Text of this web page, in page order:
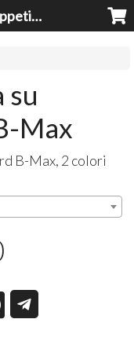
Braccioli per auto, tappeti auto, accessori auto MADE IN ITALY - Armrests, Mittelarmlehnen, Accoundoirs
su
Max
B-Max, 2 colori